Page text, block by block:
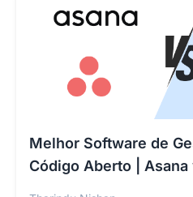
Melhor Software de
Código Aberto | Asana